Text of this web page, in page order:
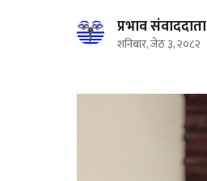
प्रभाव संवाददाता
शनिबार, जेठ ३, २०८२